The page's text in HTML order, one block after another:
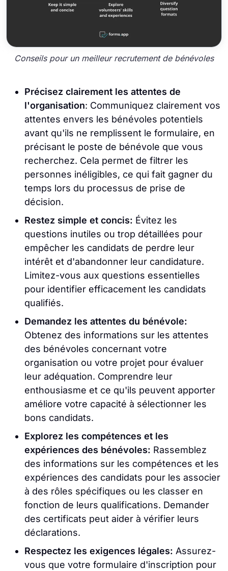
Conseils pour un meilleur recrutement de bénévoles
Précisez clairement les attentes de
l'organisation: Communiquez clairement vos
attentes envers les bénévoles potentiels
avant qu'ils ne remplissent le formulaire, en
précisant le poste de bénévole que vous
recherchez. Cela permet de filtrer les
personnes inéligibles, ce qui fait gagner du
temps lors du processus de prise de
décision.
Restez simple et concis: Évitez les
questions inutiles ou trop détaillées pour
empêcher les candidats de perdre leur
intérêt et d'abandonner leur candidature.
Limitez-vous aux questions essentielles
pour identifier efficacement les candidats
qualifiés.
Demandez les attentes du bénévole:
Obtenez des informations sur les attentes
des bénévoles concernant votre
organisation ou votre projet pour évaluer
leur adéquation. Comprendre leur
enthousiasme et ce qu'ils peuvent apporter
améliore votre capacité à sélectionner les
bons candidats.
Explorez les compétences et les
expériences des bénévoles: Rassemblez
des informations sur les compétences et les
expériences des candidats pour les associer
à des rôles spécifiques ou les classer en
fonction de leurs qualifications. Demander
des certificats peut aider à vérifier leurs
déclarations.
Respectez les exigences légales: Assurez-
vous que votre formulaire d'inscription pour